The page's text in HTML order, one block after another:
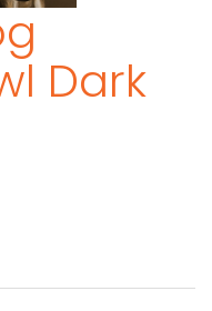
Dark